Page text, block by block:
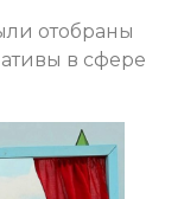
отобраны
в сфере